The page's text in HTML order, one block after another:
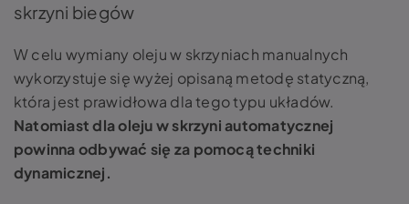
skrzyni biegów
W celu wymiany oleju w skrzyniach manualnych
wykorzystuje się wyżej opisaną metodę statyczną,
która jest prawidłowa dla tego typu układów.
Natomiast dla oleju w skrzyni automatycznej
powinna odbywać się za pomocą techniki
dynamicznej.